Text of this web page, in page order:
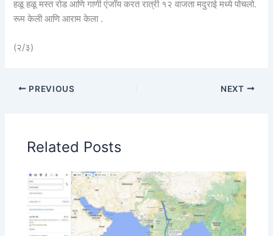
हळू हळू मस्त रोड आणि गाणी एंजॉय करत रात्री १२ वाजता मदुराई मध्ये पोचलो.
रूम केली आणि आराम केला .
(२/३)
PREVIOUS NEXT
Related Posts